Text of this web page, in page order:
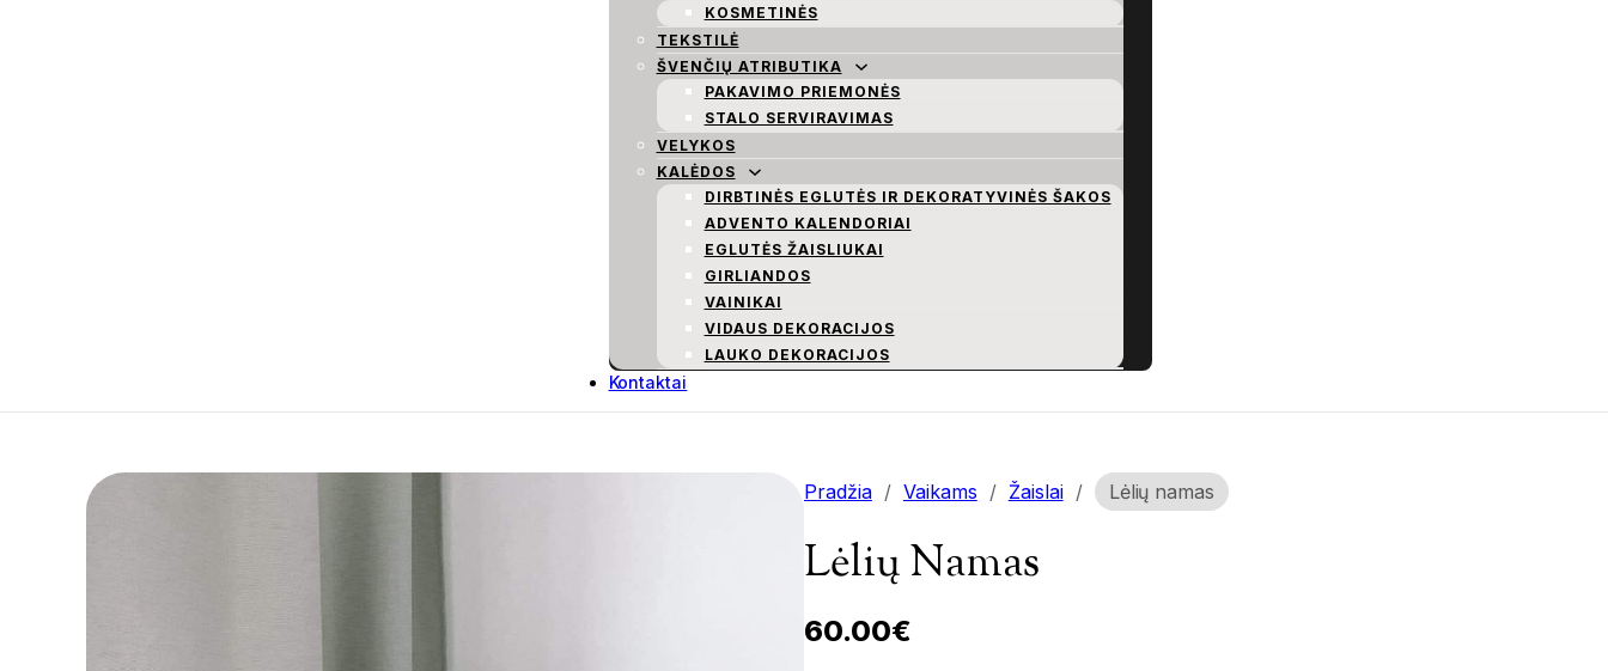
KOSMETINĖS
TEKSTILĖ
ŠVENČIŲ ATRIBUTIKA
PAKAVIMO PRIEMONĖS
STALO SERVIRAVIMAS
VELYKOS
KALĖDOS
DIRBTINĖS EGLUTĖS IR DEKORATYVINĖS ŠAKOS
ADVENTO KALENDORIAI
EGLUTĖS ŽAISLIUKAI
GIRLIANDOS
VAINIKAI
VIDAUS DEKORACIJOS
LAUKO DEKORACIJOS
Kontaktai
Pradžia / Vaikams / Žaislai / Lėlių namas
Lėlių Namas
60.00€